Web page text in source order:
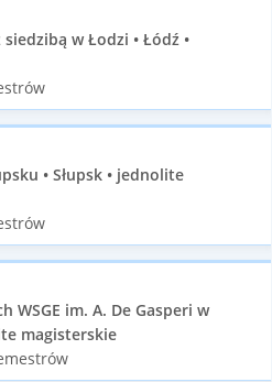
w Łodzi • Łódź •
• Słupsk • jednolite
WSGE im. A. De Gasperi w
magisterskie